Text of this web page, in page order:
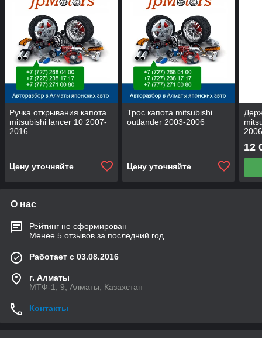
Ручка открывания капота
mitsubishi lancer 10 2007-
2016
Цену уточняйте
Трос капота mitsubishi
outlander 2003-2006
Цену уточняйте
12
О нас
Рейтинг не сформирован
Менее 5 отзывов за последний год
Работает с 03.08.2016
г. Алматы
МТФ-1, 9, Алматы, Казахстан
Контакты